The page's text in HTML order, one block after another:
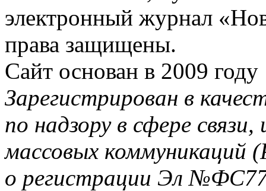
электронный журнал
права защищены.
Сайт основан в 2009 году
Зарегистрирован в
по надзору в сфере
массовых коммуникаций
о регистрации Эл